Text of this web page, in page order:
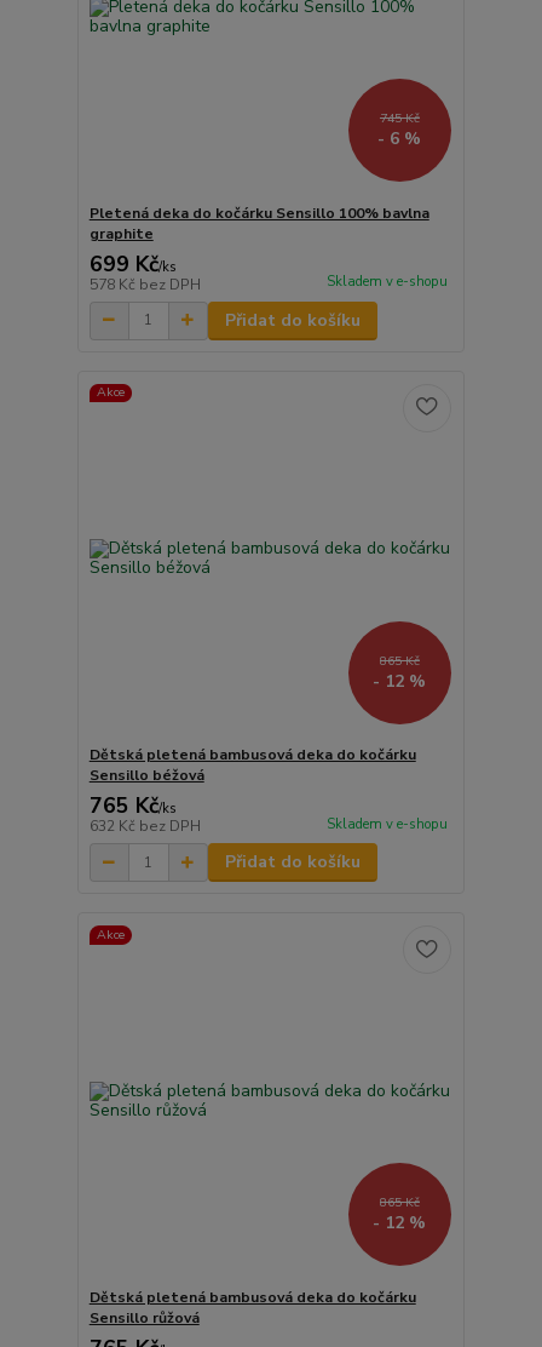
745 Kč
- 6 %
Pletená deka do kočárku Sensillo 100% bavlna
graphite
699 Kč/ks
578 Kč bez DPH Skladem v e-shopu
Přidat do košíku
Akce
865 Kč
- 12 %
Dětská pletená bambusová deka do kočárku
Sensillo béžová
765 Kč/ks
632 Kč bez DPH Skladem v e-shopu
Přidat do košíku
Akce
865 Kč
- 12 %
Dětská pletená bambusová deka do kočárku
Sensillo růžová